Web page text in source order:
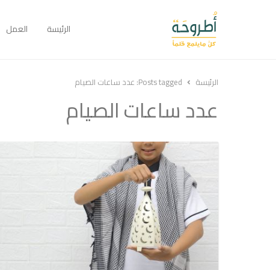
الرئيسة العمل
الرئيسة Posts tagged: عدد ساعات الصيام
عدد ساعات الصيام